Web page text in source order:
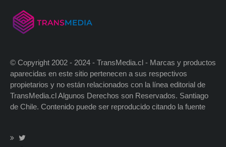
© Copyright 2002 - 2024 - TransMedia.cl - Marcas y productos
aparecidas en este sitio pertenecen a sus respectivos
propietarios y no están relacionados con la línea editorial de
TransMedia.cl Algunos Derechos son Reservados. Santiago
de Chile. Contenido puede ser reproducido citando la fuente